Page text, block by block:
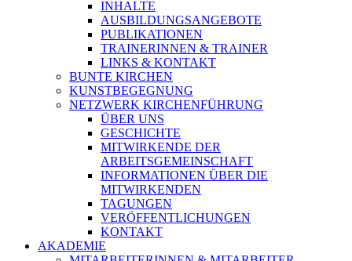
INHALTE
AUSBILDUNGSANGEBOTE
PUBLIKATIONEN
TRAINERINNEN & TRAINER
LINKS & KONTAKT
BUNTE KIRCHEN
KUNSTBEGEGNUNG
NETZWERK KIRCHENFÜHRUNG
ÜBER UNS
GESCHICHTE
MITWIRKENDE DER
ARBEITSGEMEINSCHAFT
INFORMATIONEN ÜBER DIE
MITWIRKENDEN
TAGUNGEN
VERÖFFENTLICHUNGEN
KONTAKT
AKADEMIE